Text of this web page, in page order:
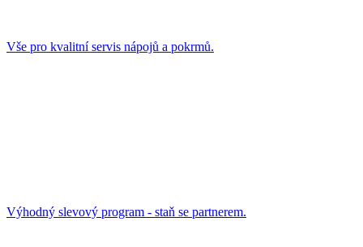
Vše pro kvalitní servis nápojů a pokrmů.
Výhodný slevový program - staň se partnerem.